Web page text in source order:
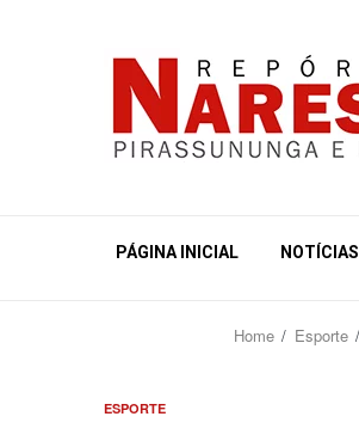
PÁGINA INICIAL NOTÍCIAS
Home Esporte
ESPORTE